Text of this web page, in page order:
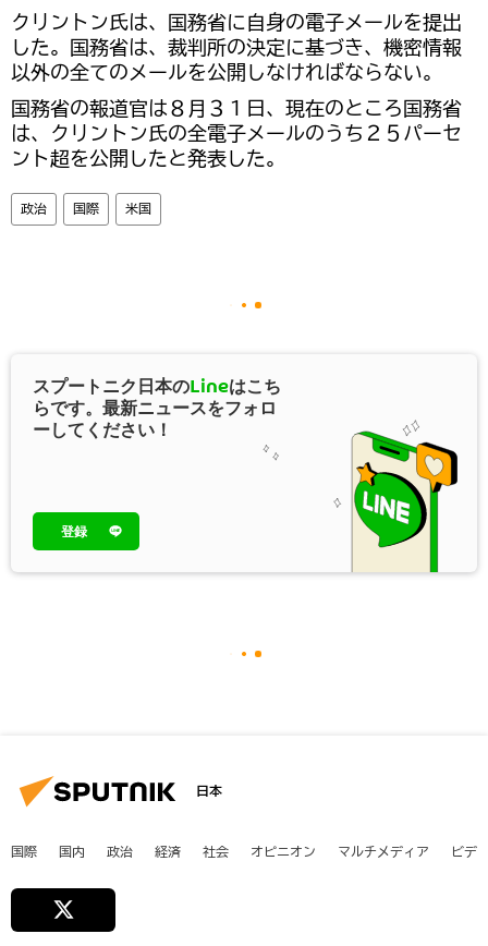
クリントン氏は、国務省に自身の電子メールを提出
した。国務省は、裁判所の決定に基づき、機密情報
以外の全てのメールを公開しなければならない。
国務省の報道官は８月３１日、現在のところ国務省
は、クリントン氏の全電子メールのうち２５パーセ
ント超を公開したと発表した。
政治 国際 米国
スプートニク日本のLineはこち
らです。最新ニュースをフォロ
ーしてください！
登録
日本
国際 国内 政治 経済 社会 オピニオン マルチメディア ビデ